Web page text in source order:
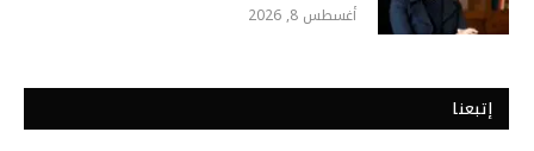
أغسطس 8, 2026
إتبعنا